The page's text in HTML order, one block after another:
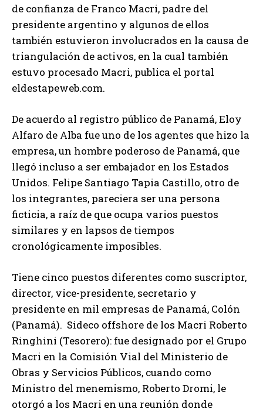
de confianza de Franco Macri, padre del
presidente argentino y algunos de ellos
también estuvieron involucrados en la causa de
triangulación de activos, en la cual también
estuvo procesado Macri, publica el portal
eldestapeweb.com.
De acuerdo al registro público de Panamá, Eloy
Alfaro de Alba fue uno de los agentes que hizo la
empresa, un hombre poderoso de Panamá, que
llegó incluso a ser embajador en los Estados
Unidos. Felipe Santiago Tapia Castillo, otro de
los integrantes, pareciera ser una persona
ficticia, a raíz de que ocupa varios puestos
similares y en lapsos de tiempos
cronológicamente imposibles.
Tiene cinco puestos diferentes como suscriptor,
director, vice-presidente, secretario y
presidente en mil empresas de Panamá, Colón
(Panamá). Sideco offshore de los Macri Roberto
Ringhini (Tesorero): fue designado por el Grupo
Macri en la Comisión Vial del Ministerio de
Obras y Servicios Públicos, cuando como
Ministro del menemismo, Roberto Dromi, le
otorgó a los Macri en una reunión donde